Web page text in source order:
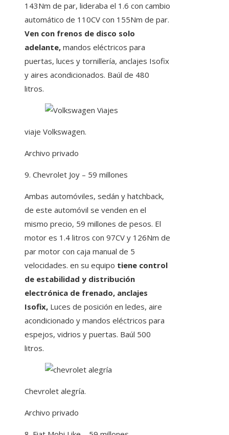
143Nm de par, lideraba el 1.6 con cambio
automático de 110CV con 155Nm de par.
Ven con frenos de disco solo
adelante, mandos eléctricos para
puertas, luces y tornillería, anclajes Isofix
y aires acondicionados. Baúl de 480
litros.
viaje Volkswagen.
Archivo privado
9. Chevrolet Joy – 59 millones
Ambas automóviles, sedán y hatchback,
de este automóvil se venden en el
mismo precio, 59 millones de pesos. El
motor es 1.4 litros con 97CV y 126Nm de
par motor con caja manual de 5
velocidades. en su equipo tiene control
de estabilidad y distribución
electrónica de frenado, anclajes
Isofix, Luces de posición en ledes, aire
acondicionado y mandos eléctricos para
espejos, vidrios y puertas. Baúl 500
litros.
Chevrolet alegría.
Archivo privado